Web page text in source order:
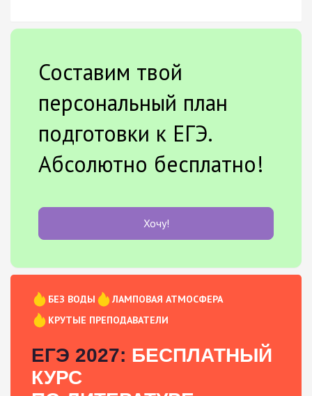
Составим твой
персональный план
подготовки к ЕГЭ.
Абсолютно бесплатно!
Хочу!
БЕЗ ВОДЫ
ЛАМПОВАЯ АТМОСФЕРА
КРУТЫЕ ПРЕПОДАВАТЕЛИ
ЕГЭ 2027: БЕСПЛАТНЫЙ
КУРС